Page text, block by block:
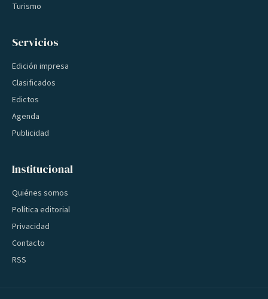
Turismo
Servicios
Edición impresa
Clasificados
Edictos
Agenda
Publicidad
Institucional
Quiénes somos
Política editorial
Privacidad
Contacto
RSS